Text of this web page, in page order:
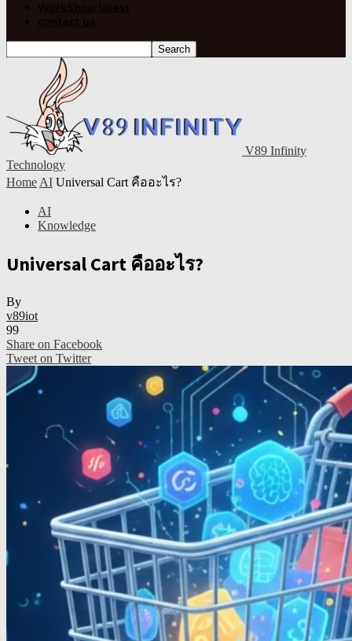
WorkShop latest
contact us
V89 Infinity
Technology
Home AI Universal Cart คืออะไร?
AI
Knowledge
Universal Cart คืออะไร?
By
v89iot
99
Share on Facebook
Tweet on Twitter